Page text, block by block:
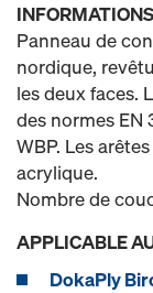
Panneau de
nordique,
les deux faces.
des normes EN
WBP. Les
acrylique.
Nombre de
APPLICABLE
DokaPly